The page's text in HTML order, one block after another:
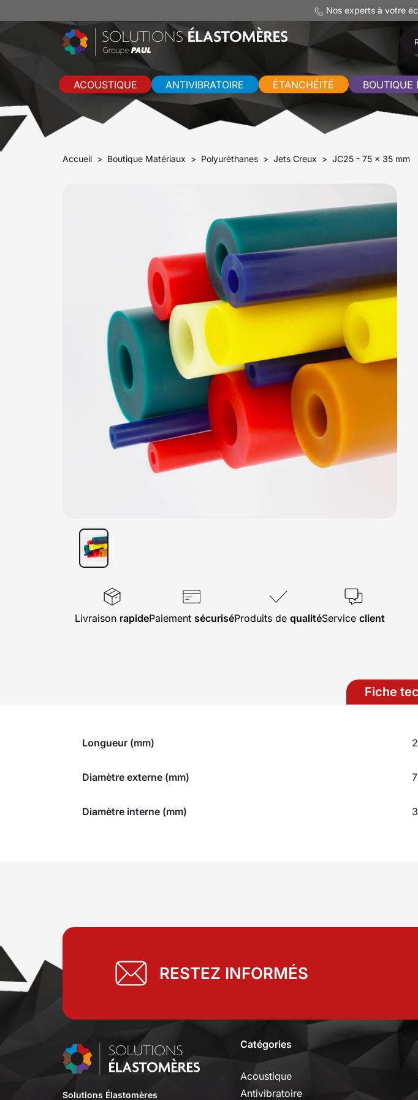
Nos experts à votre
ACOUSTIQUE ANTIVIBRATOIRE ÉTANCHÉITÉ BOUTIQUE
Accueil Boutique Matériaux Polyuréthanes Jets Creux JC25 - 75 x 35 mm
Livraison rapidePaiement sécuriséProduits de qualitéService client
Fiche
Longueur (mm)
Diamètre externe (mm)
Diamètre interne (mm)
RESTEZ INFORMÉS
Solutions Élastomères
Catégories
Acoustique
Antivibratoire